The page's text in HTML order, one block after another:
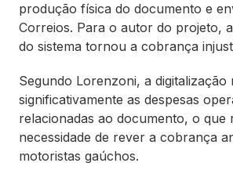
produção física do documento e
Correios. Para o autor do projeto,
do sistema tornou a cobrança
Segundo Lorenzoni, a digitalização
significativamente as despesas
relacionadas ao documento, o que
necessidade de rever a cobrança
motoristas gaúchos.